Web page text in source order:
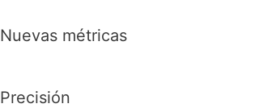
Nuevas métricas
Precisión